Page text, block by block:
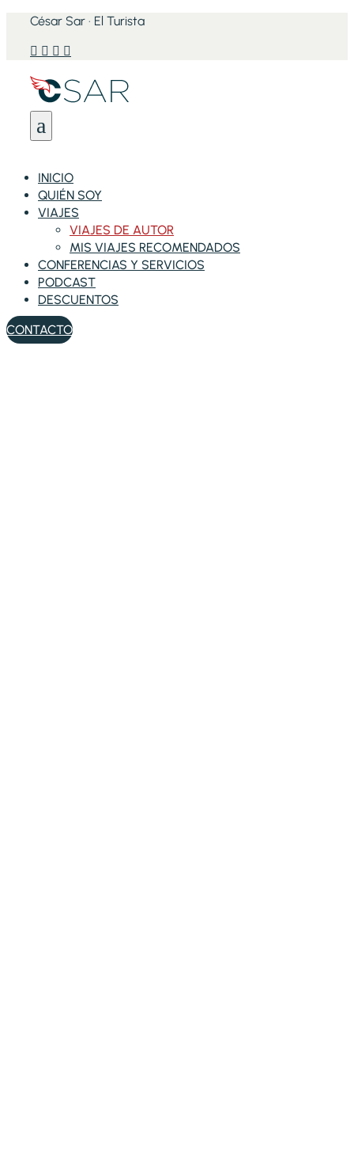
César Sar · El Turista
   
a
INICIO
QUIÉN SOY
VIAJES
VIAJES DE AUTOR
MIS VIAJES RECOMENDADOS
CONFERENCIAS Y SERVICIOS
PODCAST
DESCUENTOS
CONTACTO